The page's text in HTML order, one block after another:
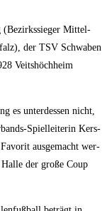
(Bezirks­sie­ger Mit­tel­
der TSV Schwa­ben
Veits­höch­heim
es unter­des­sen nicht,
Spiel­lei­te­rin Kers­
aus­ge­macht wer­
der gro­ße Coup